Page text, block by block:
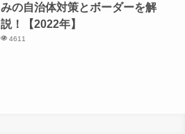
みの自治体対策とボーダーを解
説！【2022年】
4611